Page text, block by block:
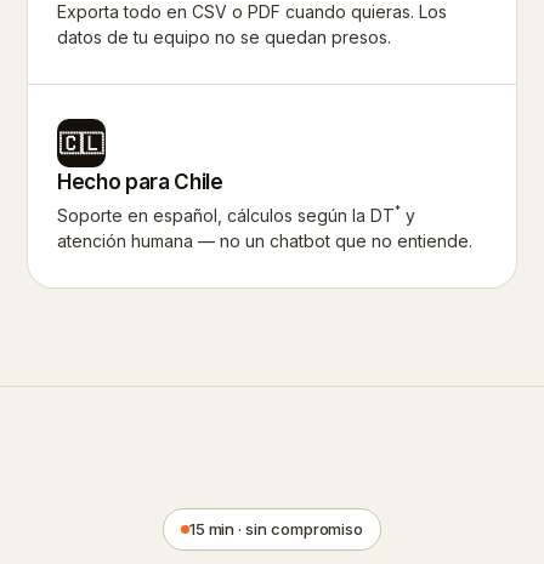
Exporta todo en CSV o PDF cuando quieras. Los
datos de tu equipo no se quedan presos.
🇨🇱
Hecho para Chile
Soporte en español, cálculos según la DT* y
atención humana — no un chatbot que no entiende.
15 min · sin compromiso